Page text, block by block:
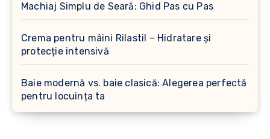
Machiaj Simplu de Seară: Ghid Pas cu Pas
Crema pentru mâini Rilastil – Hidratare și
protecție intensivă
Baie modernă vs. baie clasică: Alegerea perfectă
pentru locuința ta